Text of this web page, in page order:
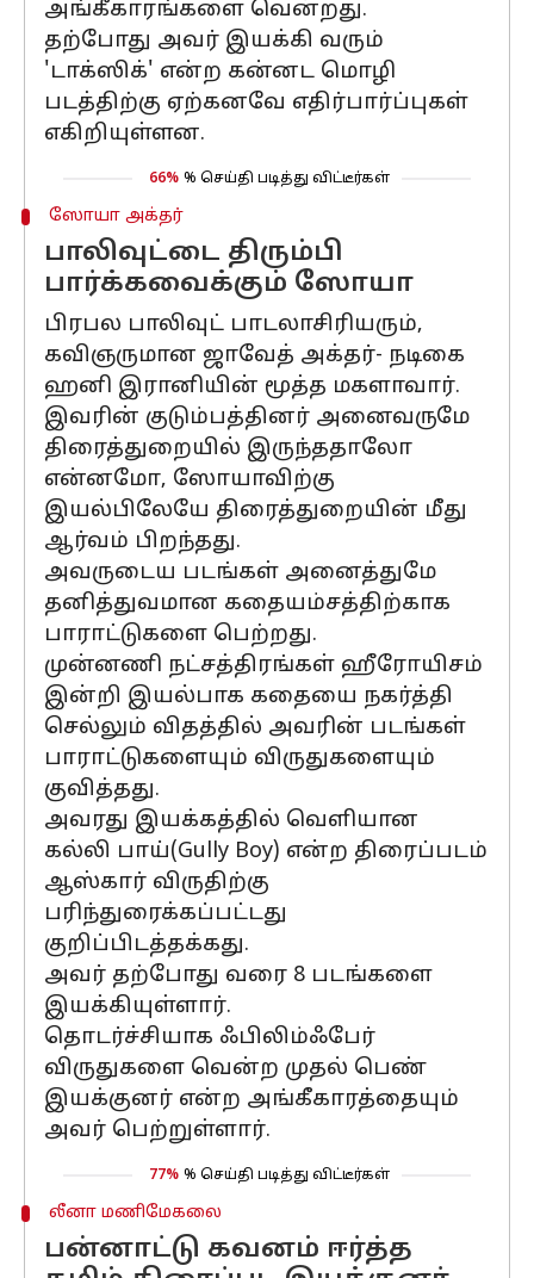
அங்கீகாரங்களை வென்றது.
தற்போது அவர் இயக்கி வரும்
'டாக்ஸிக்' என்ற கன்னட மொழி
படத்திற்கு ஏற்கனவே எதிர்பார்ப்புகள்
எகிறியுள்ளன.
66% % செய்தி படித்து விட்டீர்கள்
ஸோயா அக்தர்
பாலிவுட்டை திரும்பி
பார்க்கவைக்கும் ஸோயா
பிரபல பாலிவுட் பாடலாசிரியரும்,
கவிஞருமான ஜாவேத் அக்தர்- நடிகை
ஹனி இரானியின் மூத்த மகளாவார்.
இவரின் குடும்பத்தினர் அனைவருமே
திரைத்துறையில் இருந்ததாலோ
என்னமோ, ஸோயாவிற்கு
இயல்பிலேயே திரைத்துறையின் மீது
ஆர்வம் பிறந்தது.
அவருடைய படங்கள் அனைத்துமே
தனித்துவமான கதையம்சத்திற்காக
பாராட்டுகளை பெற்றது.
முன்னணி நட்சத்திரங்கள் ஹீரோயிசம்
இன்றி இயல்பாக கதையை நகர்த்தி
செல்லும் விதத்தில் அவரின் படங்கள்
பாராட்டுகளையும் விருதுகளையும்
குவித்தது.
அவரது இயக்கத்தில் வெளியான
கல்லி பாய்(Gully Boy) என்ற திரைப்படம்
ஆஸ்கார் விருதிற்கு
பரிந்துரைக்கப்பட்டது
குறிப்பிடத்தக்கது.
அவர் தற்போது வரை 8 படங்களை
இயக்கியுள்ளார்.
தொடர்ச்சியாக ஃபிலிம்ஃபேர்
விருதுகளை வென்ற முதல் பெண்
இயக்குனர் என்ற அங்கீகாரத்தையும்
அவர் பெற்றுள்ளார்.
77% % செய்தி படித்து விட்டீர்கள்
லீனா மணிமேகலை
பன்னாட்டு கவனம் ஈர்த்த